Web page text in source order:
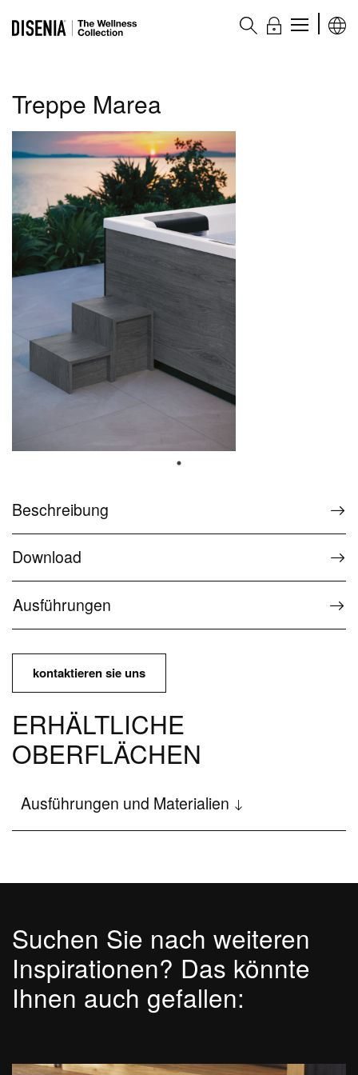
The Wellness collection
Produkte
Whirlpools
Wellness-Badewannen
Duschsäulen
Ergänzungselemente
Zubehör
Sonderzubehör
Service
FAQ The Wellness Collection
Kontakt und Informationen
Bedienungs- und Wartungsanleitung
Passwortgeschützter Bereich Ideagroup
Disenia
Showroom
Newsletter
Stellenbewerbung
Treppe Marea
Beschreibung
Download
Ausführungen
kontaktieren sie uns
ERHÄLTLICHE
OBERFLÄCHEN
Ausführungen und Materialien
Suchen Sie nach weiteren
Inspirationen? Das könnte
Ihnen auch gefallen: